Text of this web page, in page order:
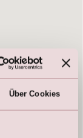
Über Cookies